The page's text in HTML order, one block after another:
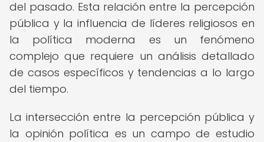
del pasado. Esta relación entre la percepción
pública y la influencia de líderes religiosos en
la política moderna es un fenómeno
complejo que requiere un análisis detallado
de casos específicos y tendencias a lo largo
del tiempo.
La intersección entre la percepción pública y
la opinión política es un campo de estudio